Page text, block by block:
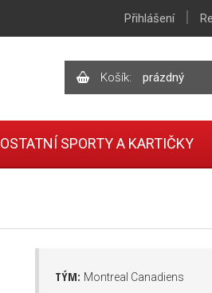
TÝM: Montreal Canadiens
Přihlášení |
Košík: prázdný
OSTATNÍ SPORTY A KARTIČKY